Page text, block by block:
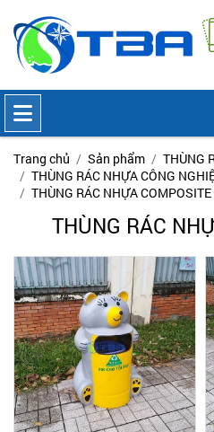
Trang chủ Sản phẩm
THÙNG
THÙNG RÁC NHỰA CÔNG
THÙNG RÁC NHỰA COMPOSITE
THÙNG RÁC